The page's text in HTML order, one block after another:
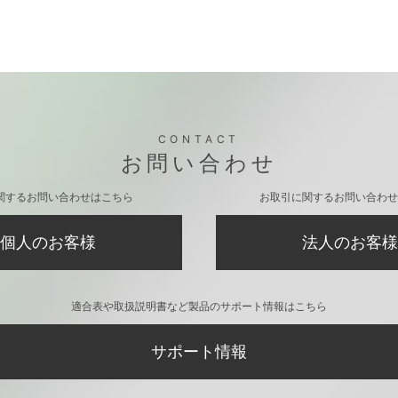
CONTACT
お問い合わせ
するお問い合わせはこちら
個人のお客様
お取引に関するお問い合わ
法人のお客様
適合表や取扱説明書など製品のサポート情報はこちら
サポート情報